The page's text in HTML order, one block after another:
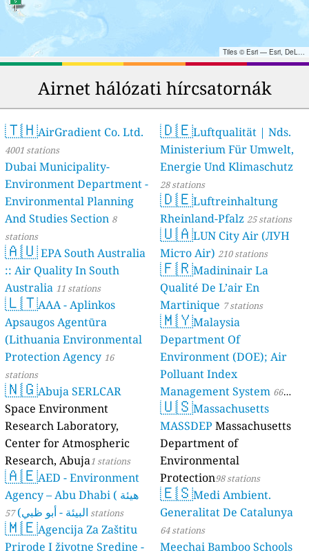
Tiles © Esri — Esri, DeLorme, NAVTEQ, TomTom, Intermap, iPC, USGS, FAO, NPS, NRCAN, GeoBase, Kadaster NL, Ordnance Survey, Esri Japan, METI, Esri China (Hong Kong), and the GIS User Community
Airnet hálózati hírcsatornák
🇹🇭AirGradient Co. Ltd.
4001 stations
Dubai Municipality-
Environment Department -
Environmental Planning
And Studies Section 8
stations
🇦🇺EPA South Australia
:: Air Quality In South
Australia 11 stations
🇱🇹AAA - Aplinkos
Apsaugos Agentūra
(Lithuania Environmental
Protection Agency 16
stations
🇳🇬Abuja SERLCAR
Space Environment
Research Laboratory,
Center for Atmospheric
Research, Abuja1 stations
🇦🇪AED - Environment
Agency – Abu Dhabi ( هيئة
البيئة - أبو ظبي) 57 stations
🇲🇪Agencija Za Zaštitu
Prirode I životne Sredine -
🇩🇪Luftqualität | Nds.
Ministerium Für Umwelt,
Energie Und Klimaschutz
28 stations
🇩🇪Luftreinhaltung
Rheinland-Pfalz 25 stations
🇺🇦LUN City Air (ЛУН
Місто Air) 210 stations
🇫🇷Madininair La
Qualité De L’air En
Martinique 7 stations
🇲🇾Malaysia
Department Of
Environment (DOE); Air
Polluant Index
Management System 66
stations
🇺🇸Massachusetts
MASSDEP Massachusetts
Department of
Environmental
Protection98 stations
🇪🇸Medi Ambient.
Generalitat De Catalunya
64 stations
Meechai Bamboo Schools